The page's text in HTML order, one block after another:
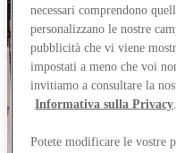
necessari comprendono
personalizzano le nostre
pubblicità che vi viene
impostati a meno che voi
invitiamo a consultare la
Informativa sulla Privacy.
Potete modificare le vostre